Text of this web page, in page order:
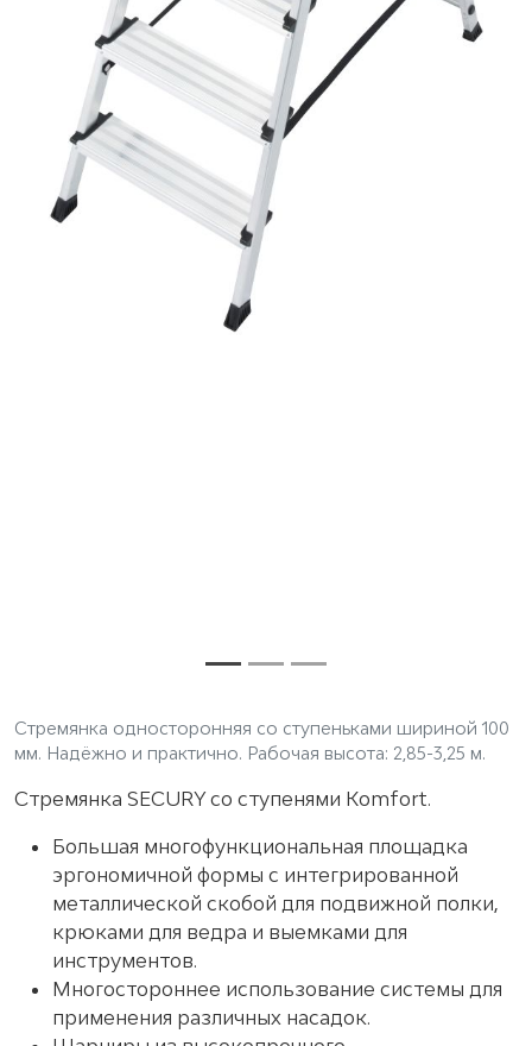
Стремянка односторонняя со ступеньками шириной 100
мм. Надёжно и практично. Рабочая высота: 2,85-3,25 м.
Стремянка SECURY со ступенями Komfort.
Большая многофункциональная площадка
эргономичной формы с интегрированной
металлической скобой для подвижной полки,
крюками для ведра и выемками для
инструментов.
Многостороннее использование системы для
применения различных насадок.